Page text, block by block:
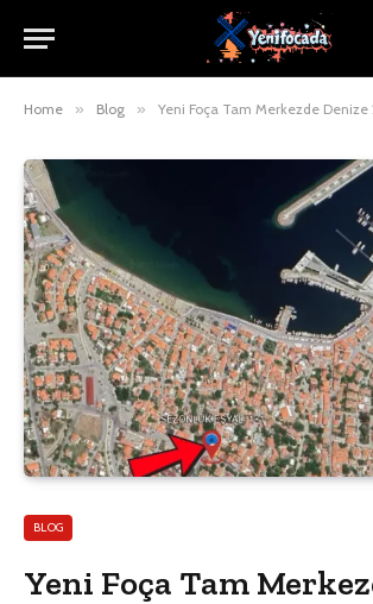
Home » Blog » Yeni Foça Tam Merkezde Denize 200 Metre 1+1
BLOG
Yeni Foça Tam